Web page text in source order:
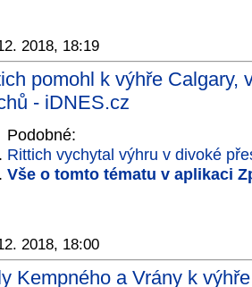
2018, 18:19
pomohl k výhře Calgary,
- iDNES.cz
Podobné:
Rittich vychytal výhru v divoké
Vše o tomto tématu v aplikaci
2018, 18:00
Kempného a Vrány k